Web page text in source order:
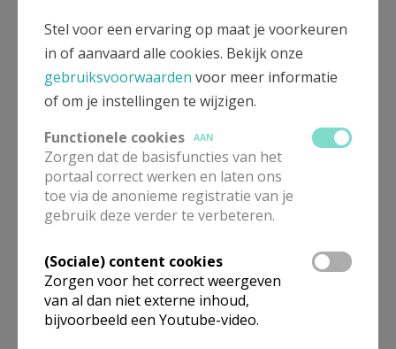
Websitebeheer
Petra Mussche -e-mail
Conny Van Achte -e-mail
Gisèle Reynvoet - e-mail
Hoe kan je jouw nieuws
parochieblad) publiceren
Stel voor een ervaring op maat je voorkeuren
in of aanvaard alle cookies. Bekijk onze
gebruiksvoorwaarden voor meer informatie
of om je instellingen te wijzigen.
Functionele cookies
AAN
Zorgen dat de basisfuncties van het
portaal correct werken en laten ons
toe via de anonieme registratie van je
gebruik deze verder te verbeteren.
(Sociale) content cookies
Zorgen voor het correct weergeven
van al dan niet externe inhoud,
bijvoorbeeld een Youtube-video.